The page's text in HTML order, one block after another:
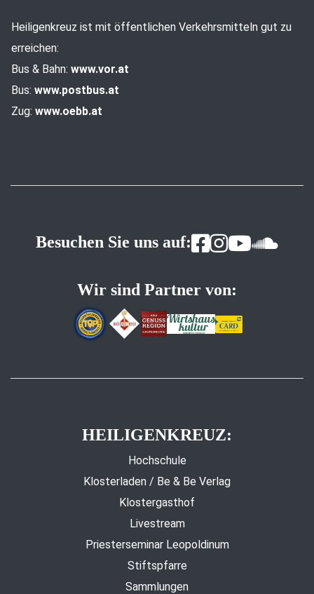
Heiligenkreuz ist mit öffentlichen Verkehrsmitteln gut zu
erreichen:
Bus & Bahn: www.vor.at
Bus: www.postbus.at
Zug: www.oebb.at
Besuchen Sie uns auf:
Wir sind Partner von:
HEILIGENKREUZ:
Hochschule
Klosterladen / Be & Be Verlag
Klostergasthof
Livestream
Priesterseminar Leopoldinum
Stiftspfarre
Sammlungen